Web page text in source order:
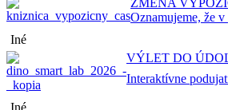
ZMENA
Oznamujeme, že
Iné
VÝLET DO
Interaktívne